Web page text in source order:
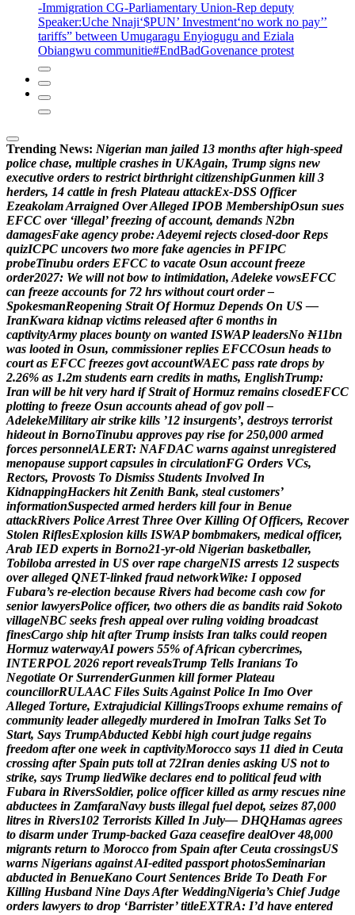
-Immigration CG-Parliamentary Union-Rep deputy
Speaker:Uche Nnaji‘$PUN’ Investment‘no work no pay’’
tariffs” between Umugaragu Enyiogugu and Eziala
Obiangwu communitie#EndBadGovenance protest
Trending News: Nigerian man jailed 13 months after high-speed
police chase, multiple crashes in UKAgain, Trump signs new
executive orders to restrict birthright citizenshipGunmen kill 3
herders, 14 cattle in fresh Plateau attackEx-DSS Officer
EzeakolamArraigned OverAlleged IPOB MembershipOsun sues
EFCC over ‘illegal’ freezing of account, demands N2bn
damagesFake agency probe:Adeyemi rejects closed-door Reps
quizICPC uncovers two more fake agencies in PFIPC
probeTinubu orders EFCC to vacate Osun account freeze
order2027: We will not bow to intimidation, Adeleke vowsEFCC
can freeze accounts for 72 hrs without court order –
SpokesmanReopening Strait Of Hormuz Depends On US —
IranKwara kidnap victims released after 6 months in
captivityArmy places bounty on wanted ISWAP leadersNo ₦11bn
was looted in Osun, commissioner replies EFCCOsun heads to
court as EFCC freezes govt accountWAEC pass rate drops by
2.26% as 1.2m students earn credits in maths, EnglishTrump:
Iran will be hit very hard if Strait of Hormuz remains closedEFCC
plotting to freeze Osun accounts ahead of gov poll –
AdelekeMilitary air strike kills ’12 insurgents’, destroys terrorist
hideout in BornoTinubu approves pay rise for 250,000 armed
forces personnelALERT: NAFDAC warns against unregistered
menopause support capsules in circulationFG Orders VCs,
Rectors, Provosts To Dismiss Students Involved In
KidnappingHackers hit Zenith Bank, steal customers’
informationSuspected armed herders kill four in Benue
attackRivers PoliceArrest Three Over Killing Of Officers, Recover
Stolen RiflesExplosion kills ISWAP bombmakers, medical officer,
Arab IED experts in Borno21-yr-old Nigerian basketballer,
Tobiloba arrested in US over rape chargeNIS arrests 12 suspects
over alleged QNET-linked fraud networkWike: I opposed
Fubara’s re-election because Rivers had become cash cow for
senior lawyersPolice officer, two others die as bandits raid Sokoto
villageNBC seeks fresh appeal over ruling voiding broadcast
finesCargo ship hit after Trump insists Iran talks could reopen
Hormuz waterwayAI powers 55% ofAfrican cybercrimes,
INTERPOL 2026 report revealsTrump Tells Iranians To
Negotiate Or SurrenderGunmen kill former Plateau
councillorRULAAC Files SuitsAgainst Police In Imo Over
Alleged Torture, Extrajudicial KillingsTroops exhume remains of
community leader allegedly murdered in ImoIran Talks Set To
Start, Says TrumpAbducted Kebbi high court judge regains
freedom after one week in captivityMorocco says 11 died in Ceuta
crossing after Spain puts toll at 72Iran denies asking US not to
strike, says Trump liedWike declares end to political feud with
Fubara in RiversSoldier, police officer killed as army rescues nine
abductees in ZamfaraNavy busts illegal fuel depot, seizes 87,000
litres in Rivers102 Terrorists Killed In July— DHQHamas agrees
to disarm under Trump-backed Gaza ceasefire dealOver 48,000
migrants return to Morocco from Spain after Ceuta crossingsUS
warns Nigerians againstAI-edited passport photosSeminarian
abducted in BenueKano Court Sentences Bride To Death For
Killing Husband Nine DaysAfter WeddingNigeria’s Chief Judge
orders lawyers to drop ‘Barrister’ titleEXTRA: I’d have entered